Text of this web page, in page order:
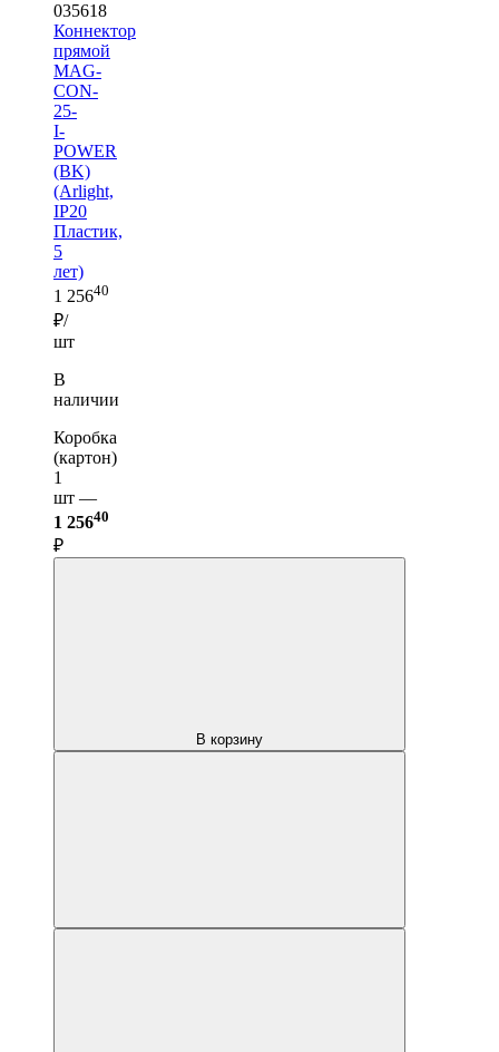
035618
Коннектор
прямой
MAG-
CON-
25-
I-
POWER
(BK)
(Arlight,
IP20
Пластик,
5
лет)
1 25640
₽/
шт
В
наличии
Коробка
(картон)
1
шт —
1 25640
₽
В корзину